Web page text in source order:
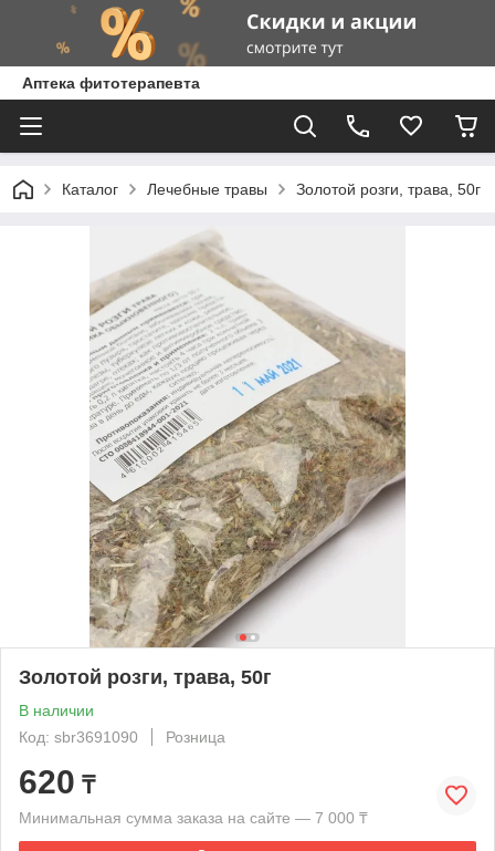
Аптека фитотерапевта
Каталог Лечебные травы Золотой розги, трава, 50г
Золотой розги, трава, 50г
В наличии
Код: sbr3691090
Розница
620 ₸
Минимальная сумма заказа на сайте — 7 000 ₸